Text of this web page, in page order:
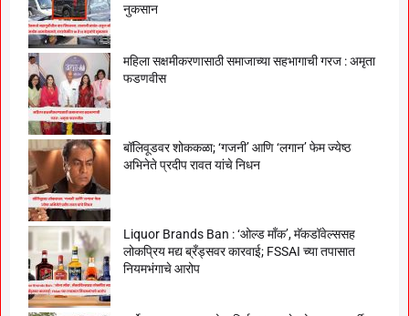
नुकसान
महिला सक्षमीकरणासाठी समाजाच्या सहभागाची गरज : अमृता
फडणवीस
बॉलिवूडवर शोककळा; ‘गजनी’ आणि ‘लगान’ फेम ज्येष्ठ
अभिनेते प्रदीप रावत यांचे निधन
Liquor Brands Ban : ‘ओल्ड मॉंक’, मॅकडॉवेल्ससह
लोकप्रिय मद्य ब्रँड्सवर कारवाई; FSSAI च्या तपासात
नियमभंगाचे आरोप